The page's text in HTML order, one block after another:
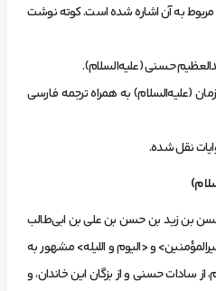
به‌ آن‌ اشاره‌ شده‌ است. كوته‌ نوشت‌
(عليه‌السلام) به‌ همراه‌ ترجمه‌ فارسي‌
بن‌ زيد بن‌ حسن‌ بن‌ علي‌ بن‌ ابي‌طالب‌
و <اليوم‌ و الليله> مشهور به‌
سادات‌ حسني‌ و از بزگان‌ اين‌ خاندان، و